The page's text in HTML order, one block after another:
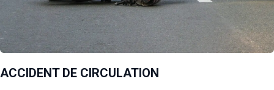
ACCIDENT DE CIRCULATION